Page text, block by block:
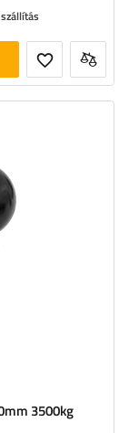
3500kg